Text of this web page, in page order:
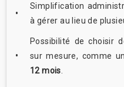
Simplification
à gérer au lieu de
Possibilité de choisir
sur mesure, comme
12 mois